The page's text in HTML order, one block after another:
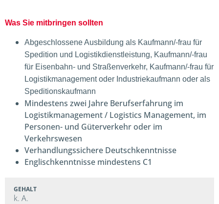
Was Sie mitbringen sollten
Abgeschlossene Ausbildung als Kaufmann/-frau für
Spedition und Logistikdienstleistung, Kaufmann/-frau
für Eisenbahn- und Straßenverkehr, Kaufmann/-frau für
Logistikmanagement oder Industriekaufmann oder als
Speditionskaufmann
Mindestens zwei Jahre Berufserfahrung im
Logistikmanagement / Logistics Management, im
Personen- und Güterverkehr oder im
Verkehrswesen
Verhandlungssichere Deutschkenntnisse
Englischkenntnisse mindestens C1
GEHALT
k. A.